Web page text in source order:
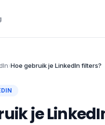
›Hoe gebruik je LinkedIn filters?
je